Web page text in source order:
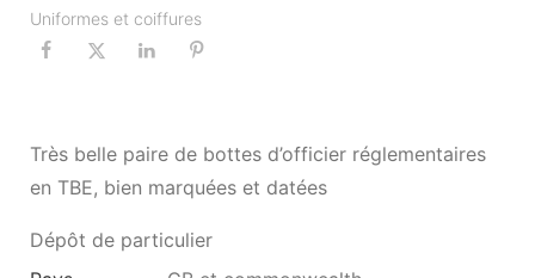
Uniformes et coiffures
Très belle paire de bottes d’officier réglementaires
en TBE, bien marquées et datées
Dépôt de particulier